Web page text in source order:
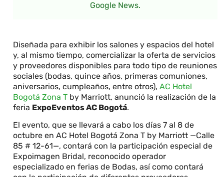
Google News.
Diseñada para exhibir los salones y espacios del hotel
y, al mismo tiempo, comercializar la oferta de servicios
y proveedores disponibles para todo tipo de reuniones
sociales (bodas, quince años, primeras comuniones,
aniversarios, cumpleaños, entre otros),AC Hotel
Bogotá Zona T by Marriott, anunció la realización de la
feria ExpoEventos AC Bogotá.
El evento, que se llevará a cabo los días 7 al 8 de
octubre en AC Hotel Bogotá Zona T by Marriott —Calle
85 # 12-61—, contará con la participación especial de
Expoimagen Bridal, reconocido operador
especializado en ferias de Bodas, así como contará